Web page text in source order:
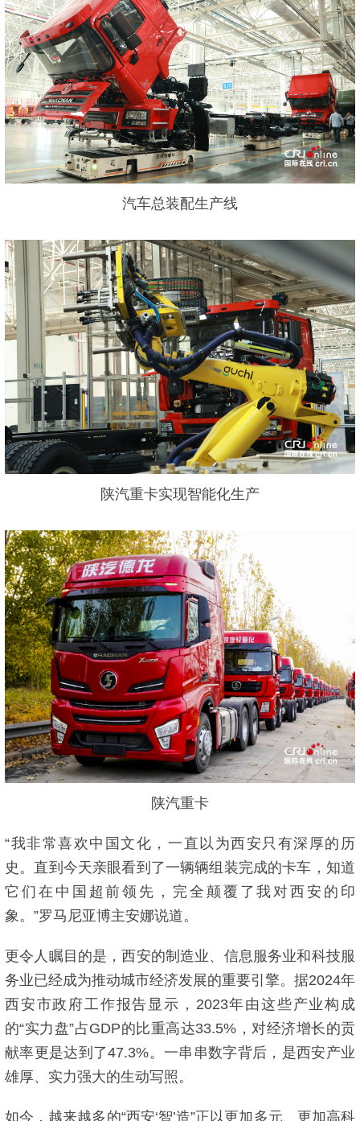
汽车总装配生产线
陕汽重卡实现智能化生产
陕汽重卡
“我非常喜欢中国文化，一直以为西安只有深厚的历
史。直到今天亲眼看到了一辆辆组装完成的卡车，知道
它们在中国超前领先，完全颠覆了我对西安的印
象。”罗马尼亚博主安娜说道。
更令人瞩目的是，西安的制造业、信息服务业和科技服
务业已经成为推动城市经济发展的重要引擎。据2024年
西安市政府工作报告显示，2023年由这些产业构成
的“实力盘”占GDP的比重高达33.5%，对经济增长的贡
献率更是达到了47.3%。一串串数字背后，是西安产业
雄厚、实力强大的生动写照。
如今，越来越多的“西安‘智’造”正以更加多元、更加高科